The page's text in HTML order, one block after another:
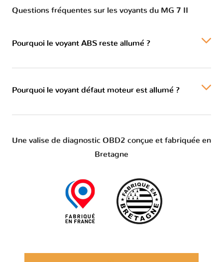
Questions fréquentes sur les voyants du MG 7 II
Pourquoi le voyant ABS reste allumé ?
Pourquoi le voyant défaut moteur est allumé ?
Une valise de diagnostic OBD2 conçue et fabriquée en
Bretagne